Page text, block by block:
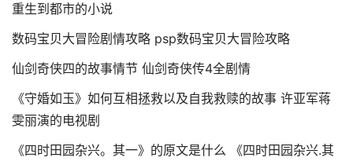
重生到都市的小说
数码宝贝大冒险剧情攻略 psp数码宝贝大冒险攻略
仙剑奇侠四的故事情节 仙剑奇侠传4全剧情
《守婚如玉》如何互相拯救以及自我救赎的故事 许亚军蒋
雯丽演的电视剧
《四时田园杂兴。其一》的原文是什么 《四时田园杂兴.其